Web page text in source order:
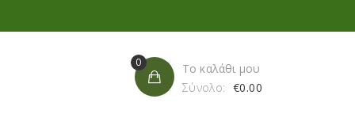
0
Το καλάθι μου
Σύνολο: €0.00